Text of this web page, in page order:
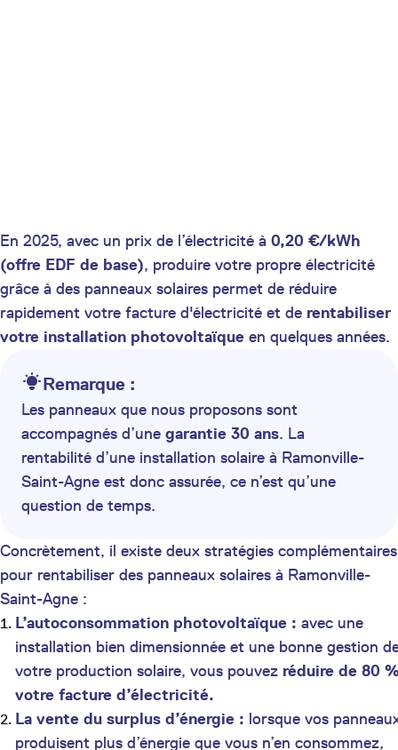
En 2025, avec un prix de l’électricité à 0,20 €/kWh
(offre EDF de base), produire votre propre électricité
grâce à des panneaux solaires permet de réduire
rapidement votre facture d'électricité et de rentabiliser
votre installation photovoltaïque en quelques années.
Remarque :
Les panneaux que nous proposons sont
accompagnés d’une garantie 30 ans. La
rentabilité d’une installation solaire à Ramonville-
Saint-Agne est donc assurée, ce n’est qu’une
question de temps.
Concrètement, il existe deux stratégies complémentaires
pour rentabiliser des panneaux solaires à Ramonville-
Saint-Agne :
L’autoconsommation photovoltaïque : avec une
installation bien dimensionnée et une bonne gestion
votre production solaire, vous pouvez réduire de 80
votre facture d’électricité.
La vente du surplus d’énergie : lorsque vos
produisent plus d’énergie que vous n’en consommez,